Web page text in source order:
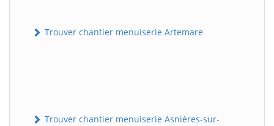
Trouver chantier menuiserie Artemare
Trouver chantier menuiserie Asnières-sur-